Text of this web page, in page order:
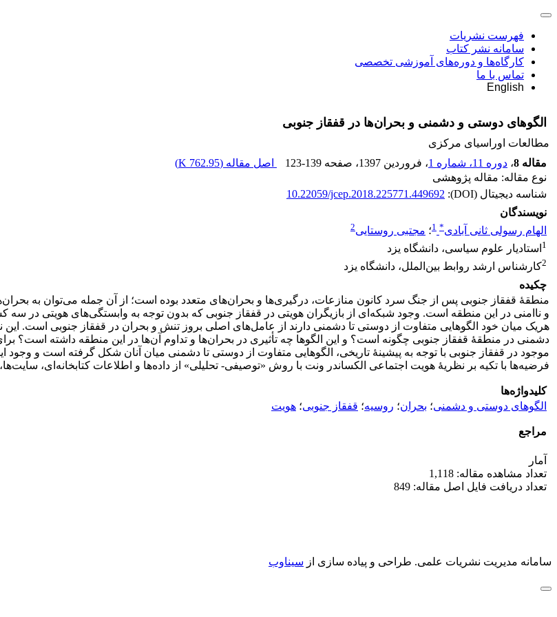
فهرست نشریات
سامانه نشر کتاب
کارگاه‌ها و دوره‌های آموزشی تخصصی
تماس با ما
English
الگوهای دوستی و دشمنی و بحران‌ها در قفقاز جنوبی
مطالعات اوراسیای مرکزی
مقاله 8
، دوره 11، شماره 1 ، فروردین 1397 ، صفحه 123-139 اصل مقاله (762.95 K
)
نوع مقاله: مقاله پژوهشی
شناسه دیجیتال (DOI):
10.22059/jcep.2018.225771.449692
نویسندگان
الهام رسولی ثانی آبادی*
1؛ مجتبی روستایی2
1 استادیار علوم سیاسی، دانشگاه یزد
2کارشناس ارشد روابط بین‌الملل، دانشگاه یزد
چکیده
منطقۀ قفقاز جنوبی پس از جنگ سرد کانون منازعات، درگیری‌ها‌ و بحران‌ها‌ی متعدد بوده است؛ از آن جمله می‌توان به
و ناامنی در این منطقه است. وجود شبکه‌ای از بازیگران هویتی در قفقاز جنوبی که بدون توجه به وابستگی‌ها‌ی هویتی در سه
هریک میان خود الگوهایی متفاوت از دوستی تا دشمنی دارند از عامل‌های اصلی بروز تنش و بحران در قفقاز جنوبی است.
دشمنی در منطقۀ قفقاز جنوبی چگونه است؟ و این الگوها چه تأثیری در بحران‌ها‌ و تداوم آن‌ها در این منطقه داشته است؟
موجود در قفقاز جنوبی با توجه به پیشینۀ تاریخی، الگوهایی متفاوت از دوستی تا دشمنی میان آنان شکل گرفته است و
فرضیه‌ها با تکیه بر نظریۀ هویت اجتماعی الکساندر ونت با روش «توصیفی- ‌تحلیلی» از داده‌ها‌ و اطلاعات کتابخانه‌ای،
کلیدواژه‌ها
الگوهای دوستی و دشمنی؛ بحران؛ روسیه؛ قفقاز جنوبی؛ هویت
مراجع
آمار
تعداد مشاهده مقاله: 1,118
تعداد دریافت فایل اصل مقاله: 849
سامانه مدیریت نشریات علمی. طراحی و پیاده سازی از سیناوب